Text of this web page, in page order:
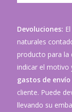
Devoluciones:
naturales
producto para la
indicar el motivo
gastos de envío
cliente. Puede
llevando su